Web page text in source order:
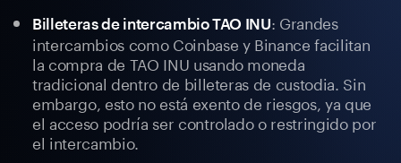
Billeteras de intercambio TAO INU: Grandes
intercambios como Coinbase y Binance facilitan
la compra de TAO INU usando moneda
tradicional dentro de billeteras de custodia. Sin
embargo, esto no está exento de riesgos, ya que
el acceso podría ser controlado o restringido por
el intercambio.